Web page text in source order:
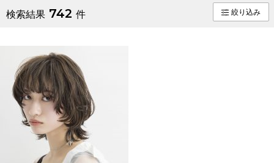
検索結果 742 件 絞り込み